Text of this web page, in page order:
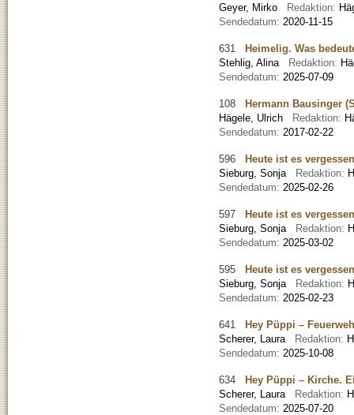
Geyer, Mirko
Redaktion:
Sendedatum: 2020-11-15
631 Heimelig. Was
Stehlig, Alina
Redaktion:
Sendedatum: 2025-07-09
108 Hermann Bausinger
Hägele, Ulrich
Redaktion:
Sendedatum: 2017-02-22
596 Heute ist es
Sieburg, Sonja
Redaktion:
Sendedatum: 2025-02-26
597 Heute ist es
Sieburg, Sonja
Redaktion:
Sendedatum: 2025-03-02
595 Heute ist es
Sieburg, Sonja
Redaktion:
Sendedatum: 2025-02-23
641 Hey Püppi –
Scherer, Laura
Redaktion:
Sendedatum: 2025-10-08
634 Hey Püppi – Kirche.
Scherer, Laura
Redaktion:
Sendedatum: 2025-07-20